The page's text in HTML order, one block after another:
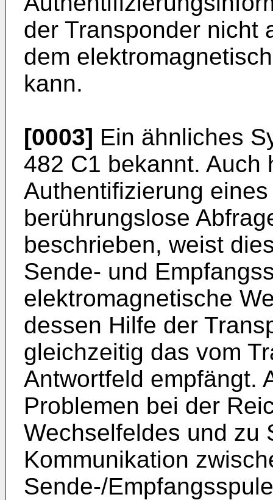
der Transponder nicht
dem
kann.
[0003] Ein ähnliches
482 C1 bekannt. Auch
Authentifizierung
berührungslose
beschrieben, weist
Sende- und
elektromagnetische
dessen Hilfe der
gleichzeitig das vom
Antwortfeld empfängt.
Problemen bei der
Wechselfeldes und zu
Kommunikation
Sende-/